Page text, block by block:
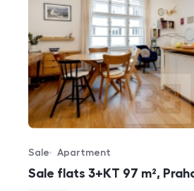
Sale flats 3+KT 97 m²,
Offer type
Sale
Property type
Apartment